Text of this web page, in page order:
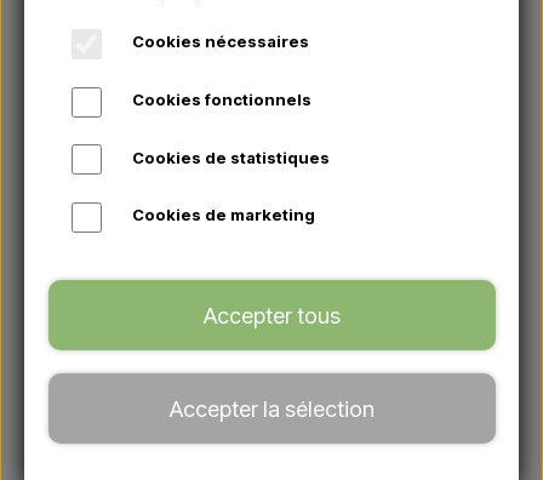
Cookies nécessaires
Cookies fonctionnels
Cookies de statistiques
Cookies de marketing
Accepter tous
Accepter la sélection